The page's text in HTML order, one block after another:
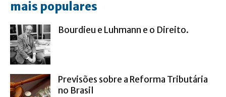
mais populares
Bourdieu e Luhmann e o Direito.
Previsões sobre a Reforma Tributária
no Brasil